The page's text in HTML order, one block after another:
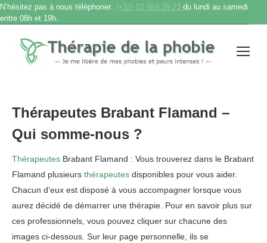
N’hésitez pas à nous téléphoner: (+32) 02 669 39 23 du lundi au samedi
entre 08h et 19h.
Thérapeutes Brabant Flamand –
Qui somme-nous ?
Thérapeutes Brabant Flamand : Vous trouverez dans le Brabant
Flamand plusieurs thérapeutes disponibles pour vous aider.
Chacun d’eux est disposé à vous accompagner lorsque vous
aurez décidé de démarrer une thérapie. Pour en savoir plus sur
ces professionnels, vous pouvez cliquer sur chacune des
images ci-dessous. Sur leur page personnelle, ils se